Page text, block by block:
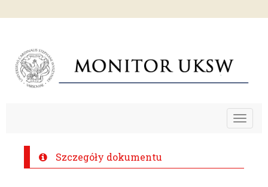
Toggle
Szczegóły dokumentu